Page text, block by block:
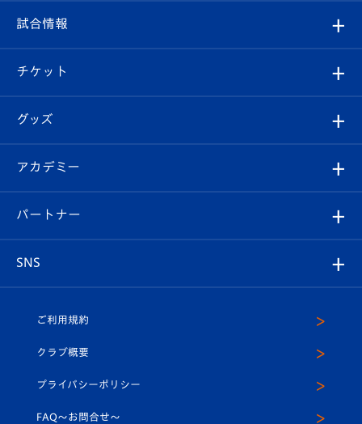
クラブ
試合情報
チケット
イベント
メディア
ホームタウン
クラブ概要
エンブレム紹介
スタッフプロフィール
マスコット紹介
平和祈念活動
観戦ルール
はじめての観戦ガイド
Revive Team
ヴィヴィくんの長崎おもてなしガイド
試合情報
試合日程/結果
フォトギャラリー
スタジアムグルメ
チケット
チケット
V-LOVERS（ファンクラブ）
プレイヤーズスイート
グッズ
オンラインショップ
店舗情報
アカデミー
育成からのお知らせ
U-18
スクール
パートナー
SNS
ヴィヴィくんインスタグラム
公式LINE＠
ご利用規約
クラブ概要
プライバシーポリシー
FAQ〜お問合せ〜